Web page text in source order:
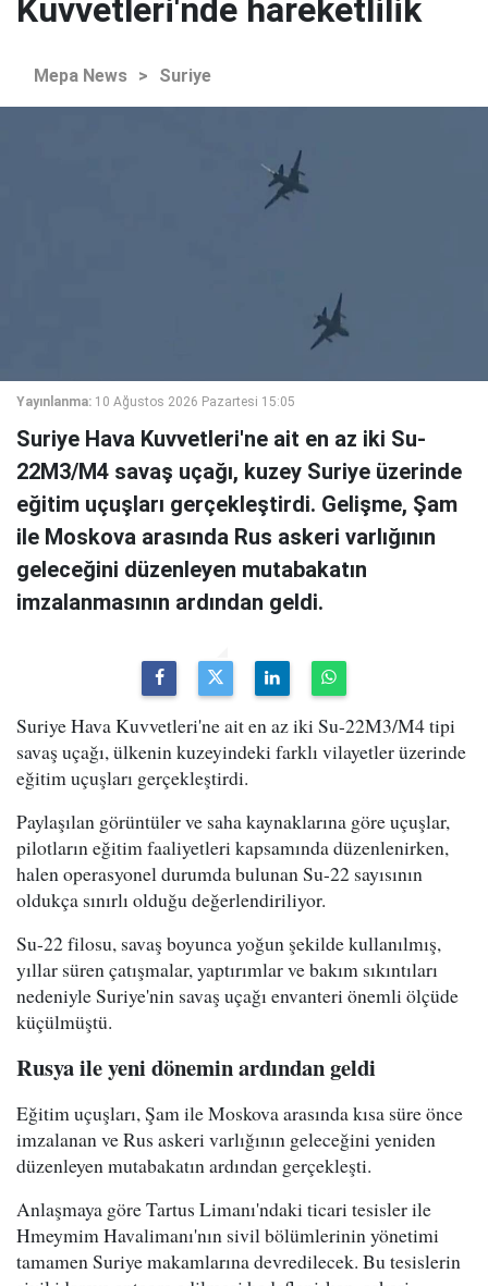
Kuvvetleri'nde hareketlilik
Mepa News > Suriye
Yayınlanma: 10 Ağustos 2026 Pazartesi 15:05
Suriye Hava Kuvvetleri'ne ait en az iki Su-
22M3/M4 savaş uçağı, kuzey Suriye üzerinde
eğitim uçuşları gerçekleştirdi. Gelişme, Şam
ile Moskova arasında Rus askeri varlığının
geleceğini düzenleyen mutabakatın
imzalanmasının ardından geldi.
Suriye Hava Kuvvetleri'ne ait en az iki Su-22M3/M4 tipi
savaş uçağı, ülkenin kuzeyindeki farklı vilayetler üzerinde
eğitim uçuşları gerçekleştirdi.
Paylaşılan görüntüler ve saha kaynaklarına göre uçuşlar,
pilotların eğitim faaliyetleri kapsamında düzenlenirken,
halen operasyonel durumda bulunan Su-22 sayısının
oldukça sınırlı olduğu değerlendiriliyor.
Su-22 filosu, savaş boyunca yoğun şekilde kullanılmış,
yıllar süren çatışmalar, yaptırımlar ve bakım sıkıntıları
nedeniyle Suriye'nin savaş uçağı envanteri önemli ölçüde
küçülmüştü.
Rusya ile yeni dönemin ardından geldi
Eğitim uçuşları, Şam ile Moskova arasında kısa süre önce
imzalanan ve Rus askeri varlığının geleceğini yeniden
düzenleyen mutabakatın ardından gerçekleşti.
Anlaşmaya göre Tartus Limanı'ndaki ticari tesisler ile
Hmeymim Havalimanı'nın sivil bölümlerinin yönetimi
tamamen Suriye makamlarına devredilecek. Bu tesislerin